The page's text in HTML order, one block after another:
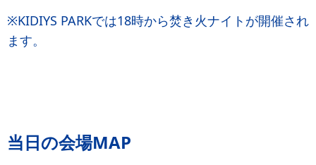
※KIDIYS PARKでは18時から焚き火ナイトが開催され
ます。
当日の会場MAP